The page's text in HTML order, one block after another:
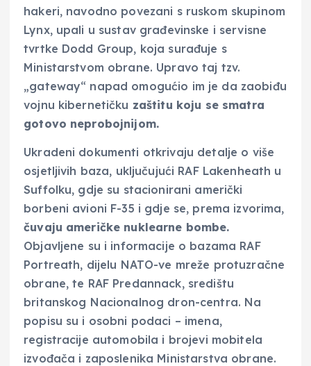
hakeri, navodno povezani s ruskom skupinom
Lynx, upali u sustav građevinske i servisne
tvrtke Dodd Group, koja surađuje s
Ministarstvom obrane. Upravo taj tzv.
„gateway“ napad omogućio im je da zaobiđu
vojnu kibernetičku zaštitu koju se smatra
gotovo neprobojnijom.
Ukradeni dokumenti otkrivaju detalje o više
osjetljivih baza, uključujući RAF Lakenheath u
Suffolku, gdje su stacionirani američki
borbeni avioni F-35 i gdje se, prema izvorima,
čuvaju američke nuklearne bombe.
Objavljene su i informacije o bazama RAF
Portreath, dijelu NATO-ve mreže protuzračne
obrane, te RAF Predannack, središtu
britanskog Nacionalnog dron-centra. Na
popisu su i osobni podaci – imena,
registracije automobila i brojevi mobitela
izvođača i zaposlenika Ministarstva obrane.